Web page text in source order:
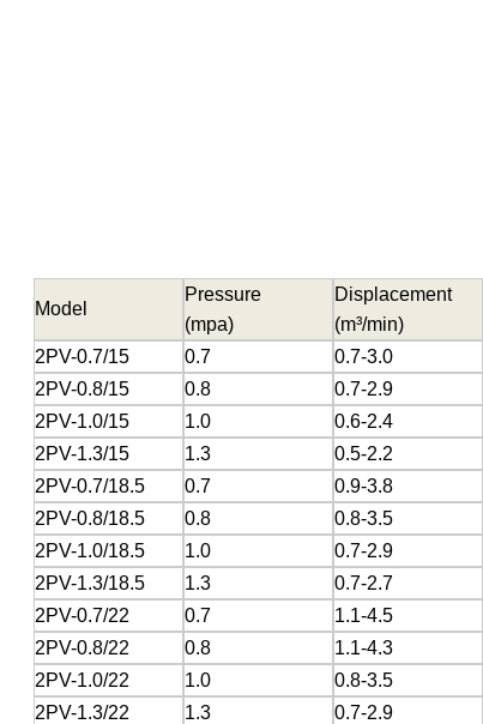
Model
Pressure
(mpa)
Displacement
(m³/min)
2PV-0.7/15 0.7 0.7-3.0
2PV-0.8/15 0.8
0.7-2.9
2PV-1.0/15
1.0
0.6-2.4
2PV-1.3/15
1.3
0.5-2.2
2PV-0.7/18.5
0.7 0.9-3.8
2PV-0.8/18.5 0.8
0.8-3.5
2PV-1.0/18.5
1.0
0.7-2.9
2PV-1.3/18.5
1.3
0.7-2.7
2PV-0.7/22
0.7 1.1-4.5
2PV-0.8/22 0.8
1.1-4.3
2PV-1.0/22
1.0
0.8-3.5
2PV-1.3/22
1.3
0.7-2.9